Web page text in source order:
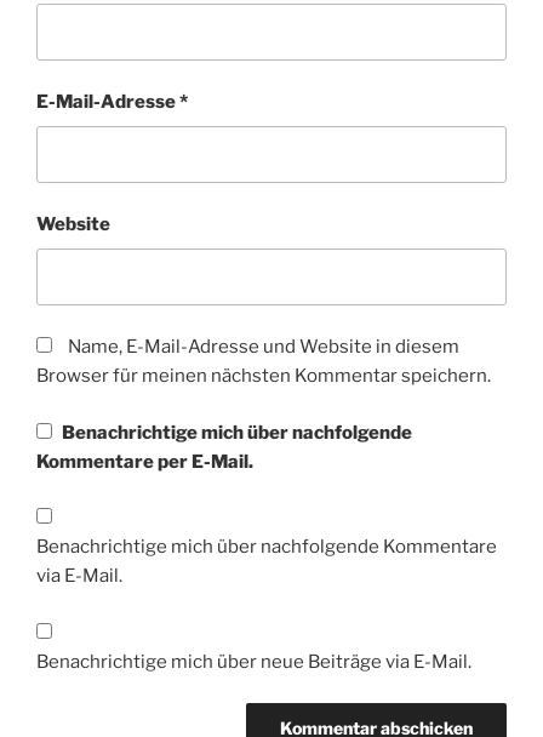
E-Mail-Adresse*
Website
Name, E-Mail-Adresse und Website in diesem
Browser für meinen nächsten Kommentar speichern.
Benachrichtige mich über nachfolgende
Kommentare per E-Mail.
Benachrichtige mich über nachfolgende Kommentare
via E-Mail.
Benachrichtige mich über neue Beiträge via E-Mail.